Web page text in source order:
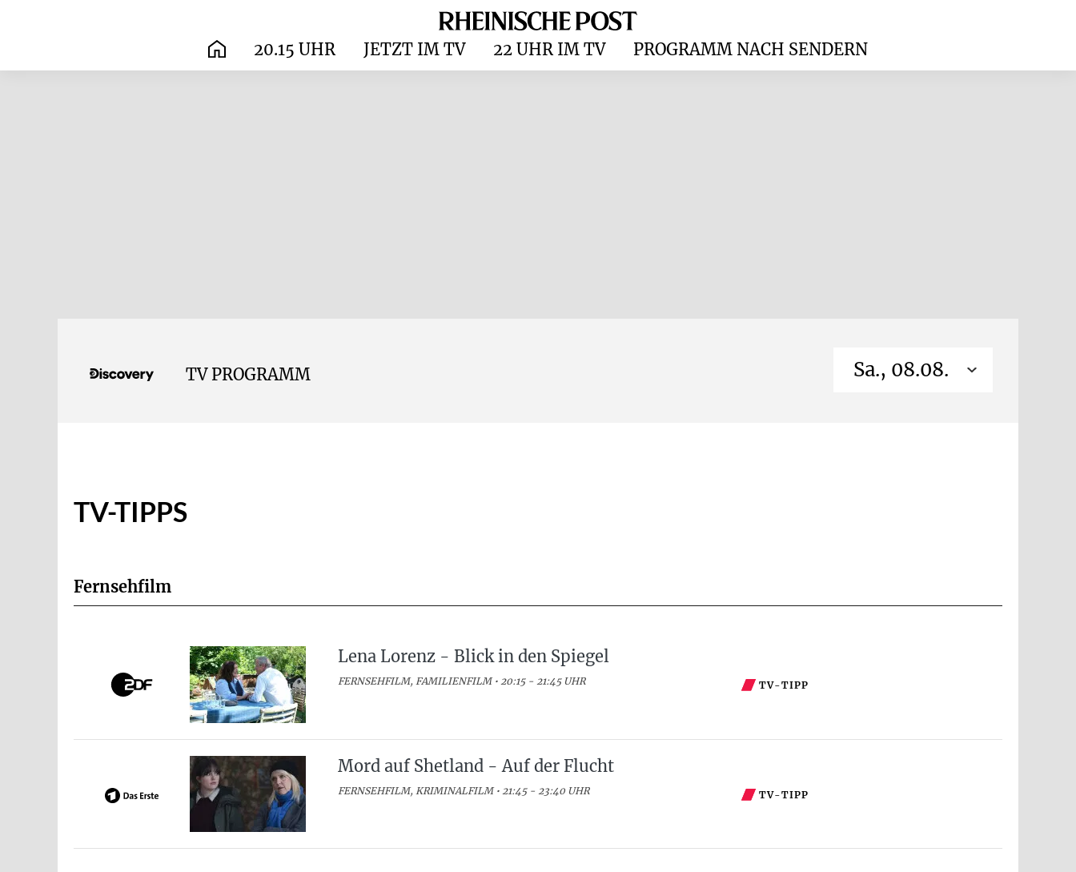
START
20.15 UHR JETZT IM TV 22 UHR IM TV PROGRAMM NACH SENDERN
TV PROGRAMM Sa., 08.08.
TV-TIPPS
Fernsehfilm
Lena Lorenz - Blick in den Spiegel
FERNSEHFILM, FAMILIENFILM • 20:15 - 21:45 UHR TV-TIPP
Mord auf Shetland - Auf der Flucht
FERNSEHFILM, KRIMINALFILM • 21:45 - 23:40 UHR TV-TIPP